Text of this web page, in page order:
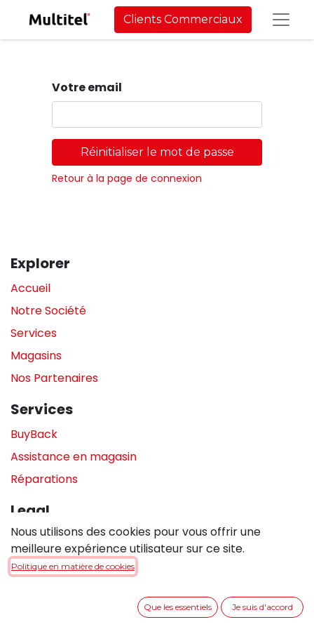
Clients Commerciaux
Votre email
Réinitialiser le mot de passe
Retour à la page de connexion
Explorer
Accueil
Notre Société
Services
Magasins
Nos Partenaires
Services
BuyBack
Assistance en magasin
Réparations
Legal
Politique de confidentialité
Politique de cookies
Conditions générales de vente
Nous utilisons des cookies pour vous offrir une
meilleure expérience utilisateur sur ce site.
Politique en matière de cookies
Que les essentiels Je suis d'accord